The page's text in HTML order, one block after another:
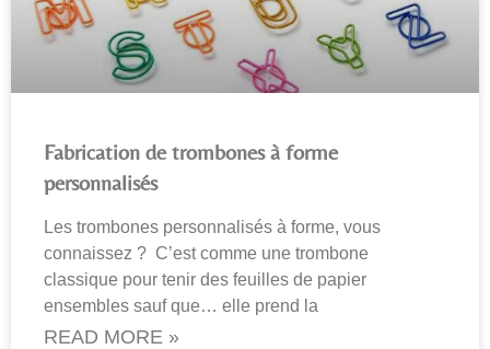
Fabrication de trombones à forme
personnalisés
Les trombones personnalisés à forme, vous
connaissez ? C’est comme une trombone
classique pour tenir des feuilles de papier
ensembles sauf que… elle prend la
READ MORE »